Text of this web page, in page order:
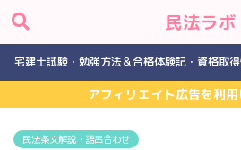
民法ラボ
宅建士試験・勉強方法＆合格体験記・資格取
アフィリエイト広告を利用
民法条文解説・語呂合わせ